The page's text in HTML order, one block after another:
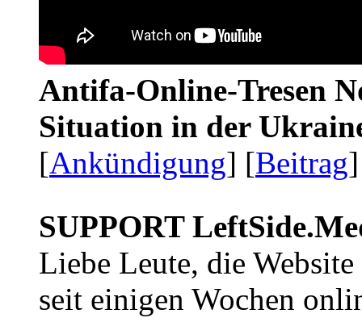
Antifa-Online-Tresen
Situation in der
[Ankündigung] [Beitrag
SUPPORT
Liebe Leute, die Website
seit einigen Wochen